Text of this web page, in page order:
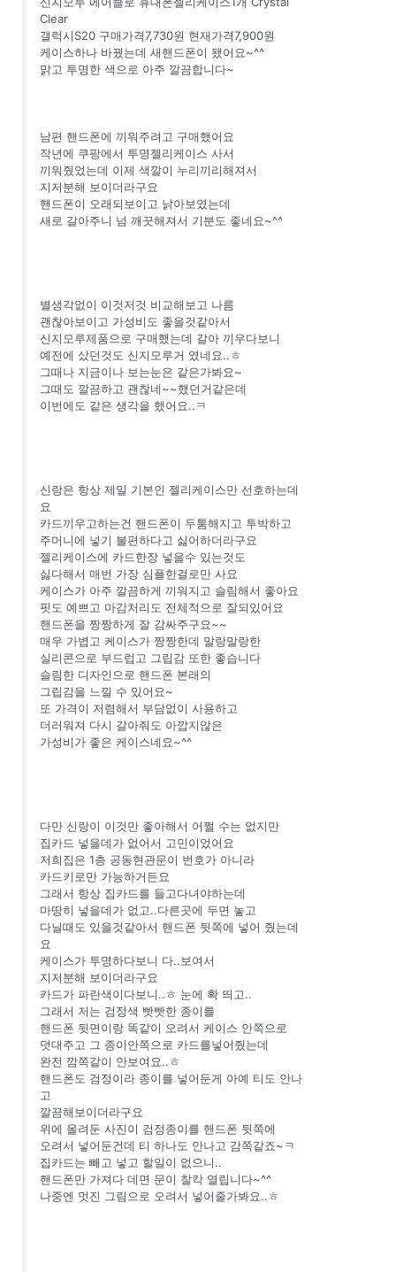
Clear
갤럭시S20 구매가격7,730원 현재가격7,900원
케이스하나 바꿨는데 새핸드폰이 됐어요~^^
맑고 투명한 색으로 아주 깔끔합니다~
남편 핸드폰에 끼워주려고 구매했어요
작년에 쿠팡에서 투명젤리케이스 사서
끼워줬었는데 이제 색깔이 누리끼리해져서
지저분해 보이더라구요
핸드폰이 오래되보이고 낡아보였는데
새로 갈아주니 넘 깨끗해져서 기분도 좋네요~^^
별생각없이 이것저것 비교해보고 나름
괜찮아보이고 가성비도 좋을것같아서
신지모루제품으로 구매했는데 갈아 끼우다보니
예전에 샀던것도 신지모루거 였네요..ㅎ
그때나 지금이나 보는눈은 같은가봐요~
그때도 깔끔하고 괜찮네~~했던거같은데
이번에도 같은 생각을 했어요..ㅋ
신랑은 항상 제일 기본인 젤리케이스만 선호하는데
요
카드끼우고하는건 핸드폰이 두툼해지고 투박하고
주머니에 넣기 불편하다고 싫어하더라구요
젤리케이스에 카드한장 넣을수 있는것도
싫다해서 매번 가장 심플한걸로만 사요
케이스가 아주 깔끔하게 끼워지고 슬림해서 좋아요
핏도 예쁘고 마감처리도 전체적으로 잘되있어요
핸드폰을 짱짱하게 잘 감싸주구요~~
매우 가볍고 케이스가 짱짱한데 말랑말랑한
실리콘으로 부드럽고 그립감 또한 좋습니다
슬림한 디자인으로 핸드폰 본래의
그립감을 느낄 수 있어요~
또 가격이 저렴해서 부담없이 사용하고
더러워져 다시 갈아줘도 아깝지않은
가성비가 좋은 케이스네요~^^
다만 신랑이 이것만 좋아해서 어쩔 수는 없지만
집카드 넣을데가 없어서 고민이었어요
저희집은 1층 공동현관문이 번호가 아니라
카드키로만 가능하거든요
그래서 항상 집카드를 들고다녀야하는데
마땅히 넣을데가 없고..다른곳에 두면 놓고
다닐때도 있을것같아서 핸드폰 뒷쪽에 넣어 줬는데
요
케이스가 투명하다보니 다..보여서
지저분해 보이더라구요
카드가 파란색이다보니..ㅎ 눈에 확 띄고..
그래서 저는 검정색 빳빳한 종이를
핸드폰 뒷면이랑 똑같이 오려서 케이스 안쪽으로
덧대주고 그 종이안쪽으로 카드를넣어줬는데
완전 깜쪽같이 안보여요..ㅎ
핸드폰도 검정이라 종이를 넣어둔게 아예 티도 안나
고
깔끔해보이더라구요
위에 올려둔 사진이 검정종이를 핸드폰 뒷쪽에
오려서 넣어둔건데 티 하나도 안나고 감쪽같죠~ㅋ
집카드는 빼고 넣고 할일이 없으니..
핸드폰만 가져다 데면 문이 찰칵 열립니다~^^
나중엔 멋진 그림으로 오려서 넣어줄가봐요..ㅎ